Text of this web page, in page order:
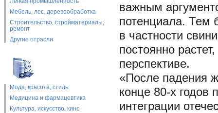
Мебель, лес, деревообработка
Строительство, стройматериалы,
ремонт
Другие отрасли
Мода, красота, стиль
Медицина и фармацевтика
Культура, искусство, кино
важным
потенциала. Тем
в частности
постоянно
перспективе.
«После падения
конце 80-х годов
интеграции